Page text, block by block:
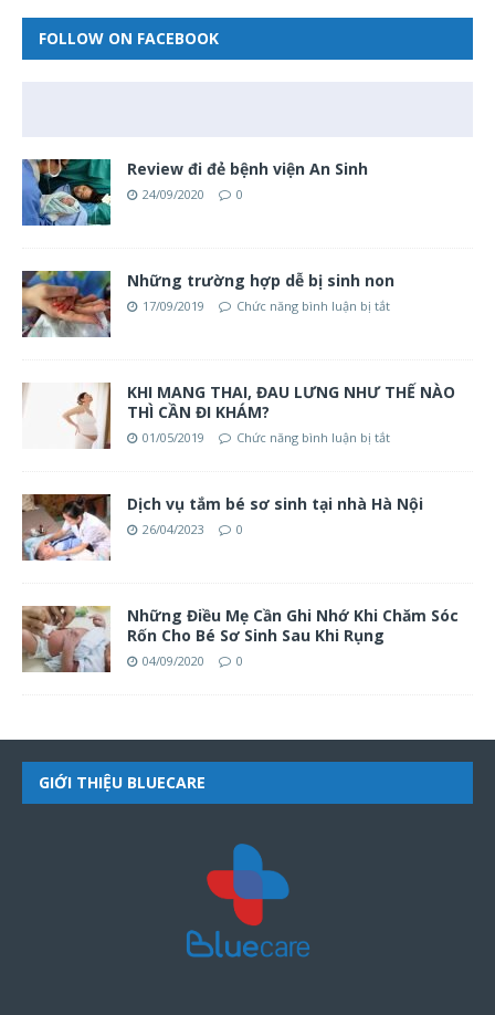
FOLLOW ON FACEBOOK
Review đi đẻ bệnh viện An Sinh
24/09/2020 0
Những trường hợp dễ bị sinh non
17/09/2019 Chức năng bình luận bị tắt
KHI MANG THAI, ĐAU LƯNG NHƯ THẾ NÀO
THÌ CẦN ĐI KHÁM?
01/05/2019 Chức năng bình luận bị tắt
Dịch vụ tắm bé sơ sinh tại nhà Hà Nội
26/04/2023 0
Những Điều Mẹ Cần Ghi Nhớ Khi Chăm Sóc
Rốn Cho Bé Sơ Sinh Sau Khi Rụng
04/09/2020 0
GIỚI THIỆU BLUECARE